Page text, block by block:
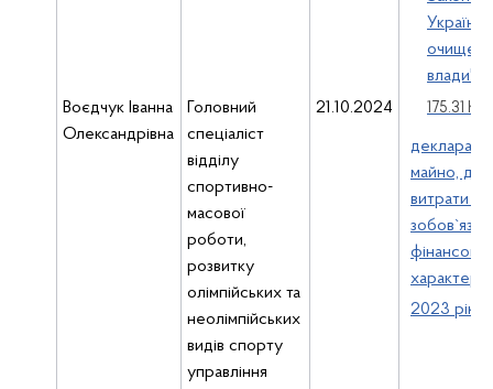
Воєдчук Іванна
Олександрівна
Головний
спеціаліст
відділу
спортивно-
масової
роботи,
розвитку
олімпійських та
неолімпійських
видів спорту
управління
21.10.2024
України
влади"
175.31 Кб )
майно,
витрати і
характеру
2023 рік